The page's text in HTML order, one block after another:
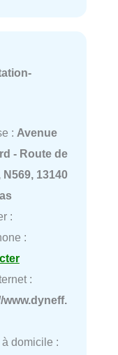
: Avenue
- Route de
13140
:
:
:
www.dyneff.
domicile :